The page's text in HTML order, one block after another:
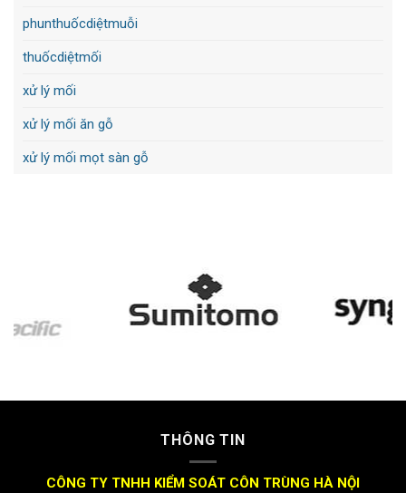
phunthuốcdiệtmuỗi
thuốcdiệtmối
xử lý mối
xử lý mối ăn gỗ
xử lý mối mọt sàn gỗ
THÔNG TIN
CÔNG TY TNHH KIỂM SOÁT CÔN TRÙNG HÀ NỘI